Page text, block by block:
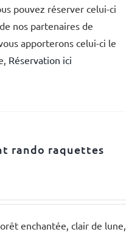
pouvez réserver celui-ci
nos partenaires de
apporterons celui-ci le
Réservation ici
rando raquettes
enchantée, clair de lune,